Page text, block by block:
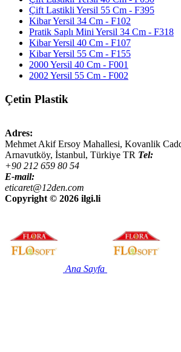
Çift Lastikli Yersil 55 Cm - F395
Kibar Yersil 34 Cm - F102
Pratik Saplı Mini Yersil 34 Cm - F318
Kibar Yersil 40 Cm - F107
Kibar Yersil 55 Cm - F155
2000 Yersil 40 Cm - F001
2002 Yersil 55 Cm - F002
Çetin Plastik
Adres:
Mehmet Akif Ersoy Mahallesi, Kovanlik
Arnavutköy, İstanbul, Türkiye TR Tel:
+90 212 659 80 54
E-mail:
eticaret@12den.com
Copyright © 2026 ilgi.li
Ana Sayfa